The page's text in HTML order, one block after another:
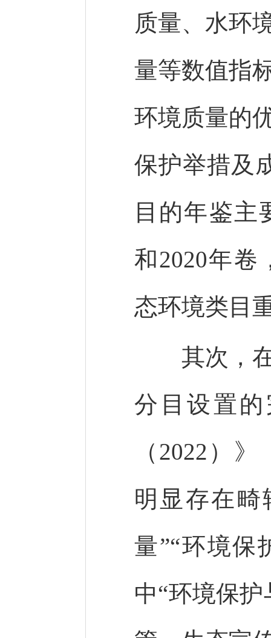
质量、水环
量等数值指
环境质量的
保护举措及
目的年鉴主
和2020年卷
态环境类目
其次，在
分目设置
（2022）
明显存在畸
量”“环境保
中“环境保